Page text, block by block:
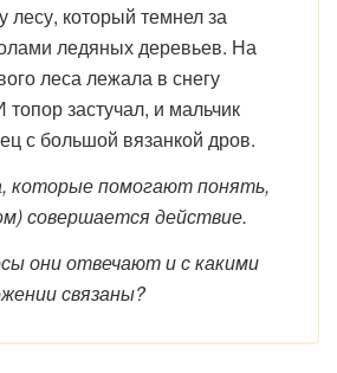
лесу, который темнел за
ледяных деревьев. На
леса лежала в снегу
застучал, и мальчик
с большой вязанкой дров.
которые помогают понять,
совершается действие.
они отвечают и с какими
связаны?